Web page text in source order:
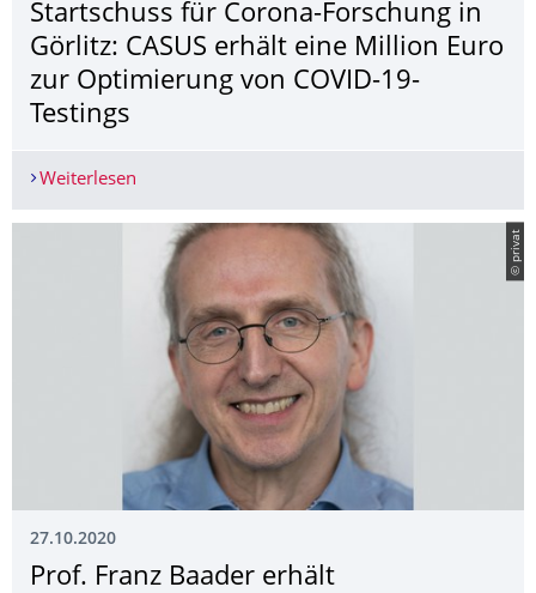
Startschuss für Corona-Forschung in
Görlitz: CASUS erhält eine Million Euro
zur Optimierung von COVID-19-
Testings
Weiterlesen
© privat
27.10.2020
Prof. Franz Baader erhält